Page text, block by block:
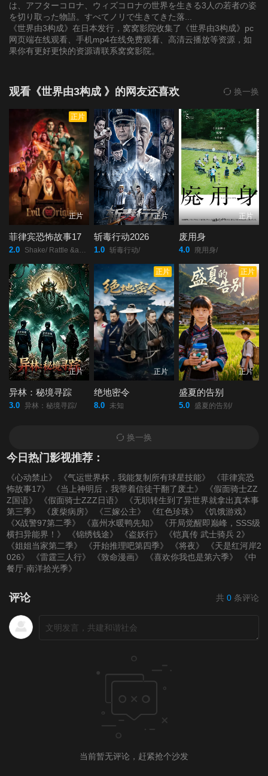
は、アフターコロナ、ウィズコロナの世界を生きる3人の若者の姿
を切り取った物語。すべてノリで生きてきた落...
《世界由3构成》在日本发行，窝窝影院收集了《世界由3构成》pc
网页端在线观看、手机mp4在线免费观看、高清云播放等资源，如
果你有更好更快的资源请联系窝窝影院。
观看《世界由3构成 》的网友还喜欢 换一换
正片
正片
菲律宾恐怖故事17
2.0 Shake/ Rattle &amp; Roll: Evil Origins/
正片
斩毒行动2026
1.0 斩毒行动/
正片
废用身
4.0 廃用身/
正片
异林：秘境寻踪
3.0 异林：秘境寻踪/
正片
正片
绝地密令
8.0 未知
正片
正片
盛夏的告别
5.0 盛夏的告别/
换一换
今日热门影视推荐：
《心动禁止》 《气运世界杯，我能复制所有球星技能》
《菲律宾恐
怖故事17》
《当上神明后，我带着信徒干翻了废土》
《假面骑士ZZ
Z国语》
《假面骑士ZZZ日语》
《无职转生到了异世界就拿出真本事
第三季》
《废柴病房》 《三嫁公主》 《红色珍珠》
《饥饿游戏》
《X战警97第二季》
《嘉州水暖鸭先知》
《开局觉醒即巅峰，SSS级
横扫异能界！》
《锦绣钱途》 《盗妖行》
《铠真传 武士骑兵 2》
《姐姐当家第二季》
《开始推理吧第四季》 《将夜》
《天是红河岸2
026》
《雷霆三人行》 《致命漫画》 《喜欢你我也是第六季》
《中
餐厅·南洋拾光季》
评论 共 0 条评论
当前暂无评论，赶紧抢个沙发